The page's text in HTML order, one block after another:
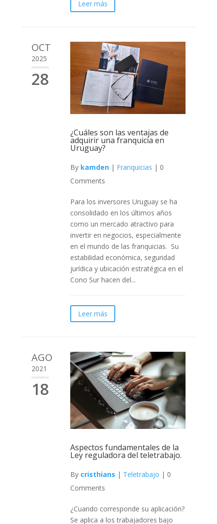
Leer más
OCT
2025
28
¿Cuáles son las ventajas de
adquirir una franquicia en
Uruguay?
By kamden| Franquicias | 0
Comments
Para los inversores Uruguay se ha
consolidado en los últimos años
como un mercado atractivo para
invertir en negocios, especialmente
en el mundo de las franquicias. Su
estabilidad económica, seguridad
jurídica y ubicación estratégica en el
Cono Sur hacen del...
Leer más
AGO
2021
18
Aspectos fundamentales de la
Ley reguladora del teletrabajo.
By cristhians | Teletrabajo | 0
Comments
¿Cuando corresponde su aplicación?
Se aplica a los trabajadores bajo